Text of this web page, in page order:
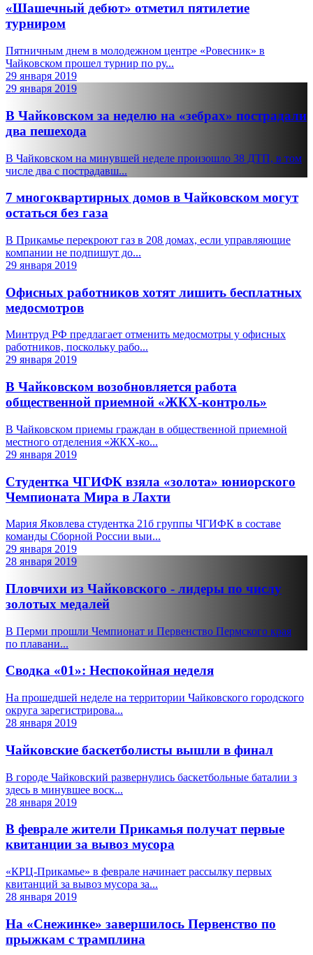
«Шашечный дебют» отметил пятилетие
турниром
Пятничным днем в молодежном центре «Ровесник» в
Чайковском прошел турнир по ру...
29 января 2019
29 января 2019
В Чайковском за неделю на «зебрах» пострадали
два пешехода
В Чайковском на минувшей неделе произошло 38 ДТП, в том
числе два с пострадавш...
7 многоквартирных домов в Чайковском могут
остаться без газа
В Прикамье перекроют газ в 208 домах, если управляющие
компании не подпишут до...
29 января 2019
Офисных работников хотят лишить бесплатных
медосмотров
Минтруд РФ предлагает отменить медосмотры у офисных
работников, поскольку рабо...
29 января 2019
В Чайковском возобновляется работа
общественной приемной «ЖКХ-контроль»
В Чайковском приемы граждан в общественной приемной
местного отделения «ЖКХ-ко...
29 января 2019
Студентка ЧГИФК взяла «золота» юниорского
Чемпионата Мира в Лахти
Мария Яковлева студентка 21б группы ЧГИФК в составе
команды Сборной России выи...
29 января 2019
28 января 2019
Пловчихи из Чайковского - лидеры по числу
золотых медалей
В Перми прошли Чемпионат и Первенство Пермского края
по плавани...
Сводка «01»: Неспокойная неделя
На прошедшей неделе на территории Чайковского городского
округа зарегистрирова...
28 января 2019
Чайковские баскетболисты вышли в финал
В городе Чайковский развернулись баскетбольные баталии з
здесь в минувшее воск...
28 января 2019
В феврале жители Прикамья получат первые
квитанции за вывоз мусора
«КРЦ-Прикамье» в феврале начинает рассылку первых
квитанций за вывоз мусора за...
28 января 2019
На «Снежинке» завершилось Первенство по
прыжкам с трамплина